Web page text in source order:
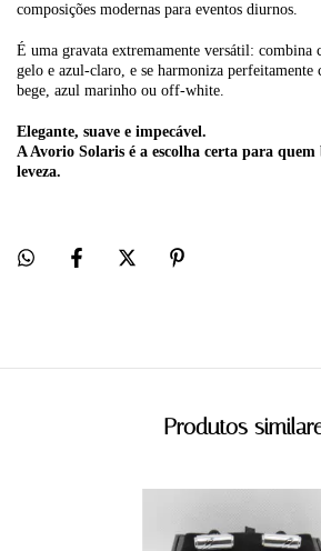
composições modernas para eventos diurnos.
É uma gravata extremamente versátil: combina
gelo e azul-claro, e se harmoniza perfeitamente
bege, azul marinho ou off-white.
Elegante, suave e impecável.
A Avorio Solaris é a escolha certa para
leveza.
Produtos